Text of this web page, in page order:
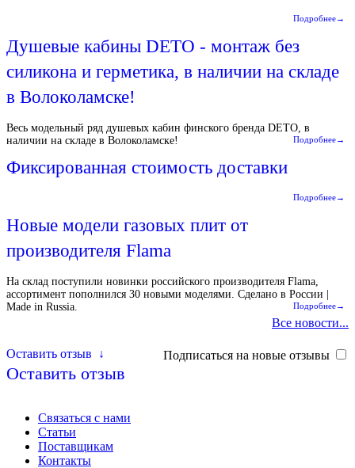
Подробнее→
Душевые кабины DETO - монтаж без
силикона и герметика, в наличии на складе
в Волоколамске!
Весь модельный ряд душевых кабин финского бренда DETO, в
наличии на складе в Волоколамске!
Подробнее→
Фиксированная стоимость доставки
Подробнее→
Новые модели газовых плит от
производителя Flama
На склад поступили новинки российского производителя Flama,
ассортимент пополнился 30 новыми моделями. Сделано в России |
Made in Russia.
Подробнее→
Все новости...
Подписаться на новые отзывы
Оставить отзыв ↓
Оставить отзыв
Связаться с нами
Статьи
Поставщикам
Контакты